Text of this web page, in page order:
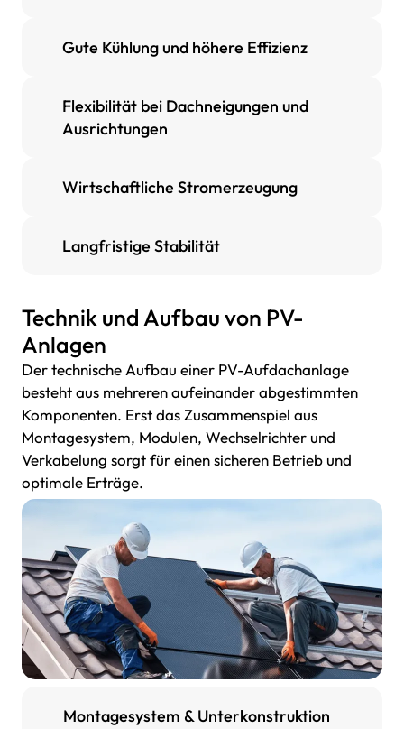
Gute Kühlung und höhere Effizienz
Flexibilität bei Dachneigungen und
Ausrichtungen
Wirtschaftliche Stromerzeugung
Langfristige Stabilität
Technik und Aufbau von PV-
Anlagen
Der technische Aufbau einer PV-Aufdachanlage
besteht aus mehreren aufeinander abgestimmten
Komponenten. Erst das Zusammenspiel aus
Montagesystem, Modulen, Wechselrichter und
Verkabelung sorgt für einen sicheren Betrieb und
optimale Erträge.
Montagesystem & Unterkonstruktion